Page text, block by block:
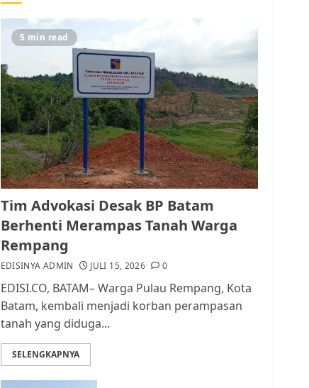
5 JULI 15, 2026
1
Pemko Batam Tegaskan
RT dan RW bukan Petugas
Pendataan dan
Pemungutan Pajak
AGUSTUS 1, 2026 0
2
Kader Pajak jadi
Penghubung Pemerintah
dan Masyarakat di
Lingkungan RT/RW
3
Datangi Pemko Batam,
Warga Rempang Protes
Lahan Mereka Diambil
5 min read
Tim Advokasi Desak BP Batam
Berhenti Merampas Tanah Warga
Rempang
EDISINYA ADMIN JULI 15, 2026 0
EDISI.CO, BATAM– Warga Pulau Rempang, Kota
Batam, kembali menjadi korban perampasan
tanah yang diduga...
SELENGKAPNYA